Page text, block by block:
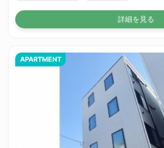
詳細を見る
APARTMENT